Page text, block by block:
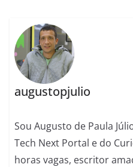
augustopjulio
Sou Augusto de Paula
Tech Next Portal e do
horas vagas, escritor